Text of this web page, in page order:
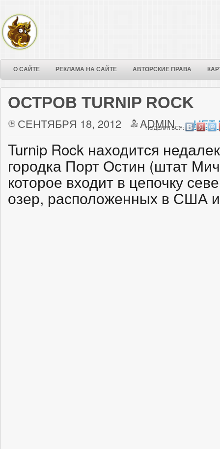
О САЙТЕ РЕКЛАМА НА САЙТЕ АВТОРСКИЕ ПРАВА
ОСТРОВ TURNIP ROCK
СЕНТЯБРЯ 18, 2012 ADMIN НЕТ
ПОДЕЛИТЬСЯ:
Turnip Rock находится
городка Порт Остин (штат
которое входит в цепочку
озер, расположенных в США